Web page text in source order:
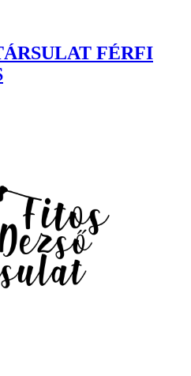
FÉRFI